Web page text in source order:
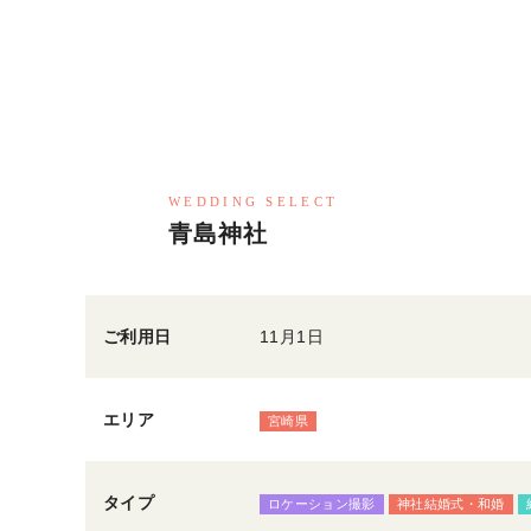
WEDDING SELECT
青島神社
ご利用日 11月1日
エリア 宮崎県
タイプ ロケーション撮影 神社結婚式・和婚